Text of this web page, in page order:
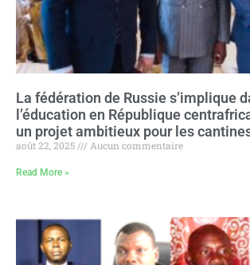
La fédération de Russie s’implique
l’éducation en République
un projet ambitieux pour les
août 22, 2025 Aucun commentaire
Read More »